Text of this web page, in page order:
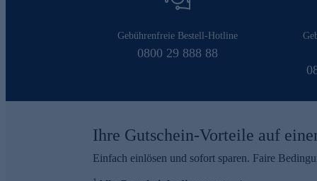
Gebührenfreie Bestell-Hotline
0800 29 888 88
Ihre Gutschein-Vorteile auf
Einfach einlösen und sofort sparen. Faire